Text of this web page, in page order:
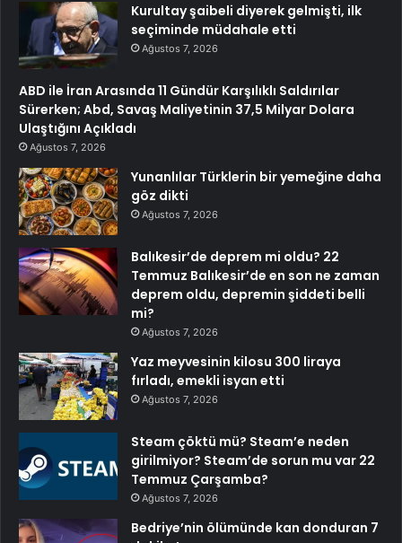
Kurultay şaibeli diyerek gelmişti, ilk
seçiminde müdahale etti
Ağustos 7, 2026
ABD ile İran Arasında 11 Gündür Karşılıklı Saldırılar
Sürerken; Abd, Savaş Maliyetinin 37,5 Milyar Dolara
Ulaştığını Açıkladı
Ağustos 7, 2026
Yunanlılar Türklerin bir yemeğine daha
göz dikti
Ağustos 7, 2026
Balıkesir’de deprem mi oldu? 22
Temmuz Balıkesir’de en son ne zaman
deprem oldu, depremin şiddeti belli
mi?
Ağustos 7, 2026
Yaz meyvesinin kilosu 300 liraya
fırladı, emekli isyan etti
Ağustos 7, 2026
Steam çöktü mü? Steam’e neden
girilmiyor? Steam’de sorun mu var 22
Temmuz Çarşamba?
Ağustos 7, 2026
Bedriye’nin ölümünde kan donduran 7